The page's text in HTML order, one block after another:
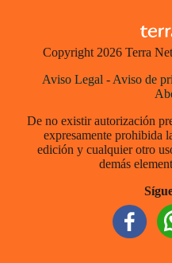
Copyright 2026 Terra
Aviso Legal - Aviso de
De no existir autorización
expresamente prohibida
edición y cualquier otro
demás